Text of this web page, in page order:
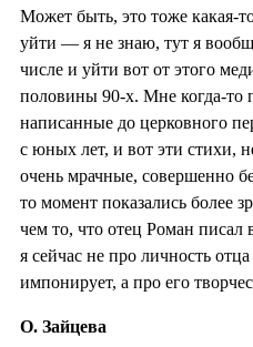
Может быть, это тоже какая-
уйти — я не знаю, тут я
числе и уйти вот от этого
половины 90-х. Мне когда-то
написанные до церковного
с юных лет, и вот эти стихи,
очень мрачные, совершенно
то момент показались более
чем то, что отец Роман писал
я сейчас не про личность
импонирует, а про его
О. Зайцева